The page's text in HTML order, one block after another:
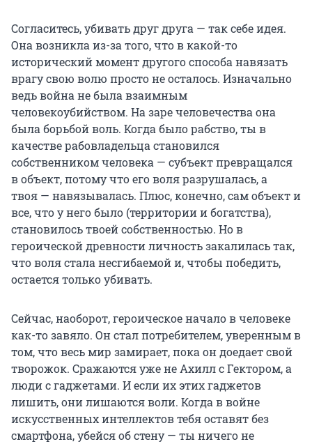
Согласитесь, убивать друг друга — так себе идея.
Она возникла из-за того, что в какой-то
исторический момент другого способа навязать
врагу свою волю просто не осталось. Изначально
ведь война не была взаимным
человекоубийством. На заре человечества она
была борьбой воль. Когда было рабство, ты в
качестве рабовладельца становился
собственником человека — субъект превращался
в объект, потому что его воля разрушалась, а
твоя — навязывалась. Плюс, конечно, сам объект и
все, что у него было (территории и богатства),
становилось твоей собственностью. Но в
героической древности личность закалилась так,
что воля стала несгибаемой и, чтобы победить,
остается только убивать.
Сейчас, наоборот, героическое начало в человеке
как-то завяло. Он стал потребителем, уверенным в
том, что весь мир замирает, пока он доедает свой
творожок. Сражаются уже не Ахилл с Гектором, а
люди с гаджетами. И если их этих гаджетов
лишить, они лишаются воли. Когда в войне
искусственных интеллектов тебя оставят без
смартфона, убейся об стену — ты ничего не